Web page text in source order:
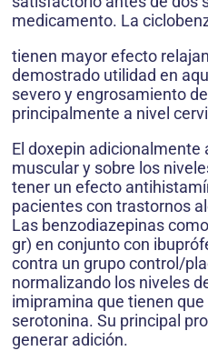
medicamento. La
tienen mayor efecto
demostrado utilidad en
severo y engrosamiento
principalmente a nivel
El doxepin adicionalmente
muscular y sobre los
tener un efecto
pacientes con trastornos
Las benzodiazepinas
gr) en conjunto con
contra un grupo control/
normalizando los niveles
imipramina que tienen
serotonina. Su principal
generar adición.